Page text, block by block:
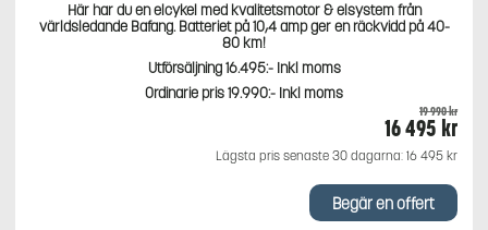
Här har du en elcykel med kvalitetsmotor & elsystem från
världsledande Bafang. Batteriet på 10,4 amp ger en räckvidd på 40-
80 km!
Utförsäljning 16.495:- Inkl moms
Ordinarie pris 19.990:- Inkl moms
19 990kr
Det
ursprungliga
priset
var:
19
990 kr.
16 495 krDet
16
495
Lägsta pris senaste 30 dagarna: 16 495 kr
Begär en offert